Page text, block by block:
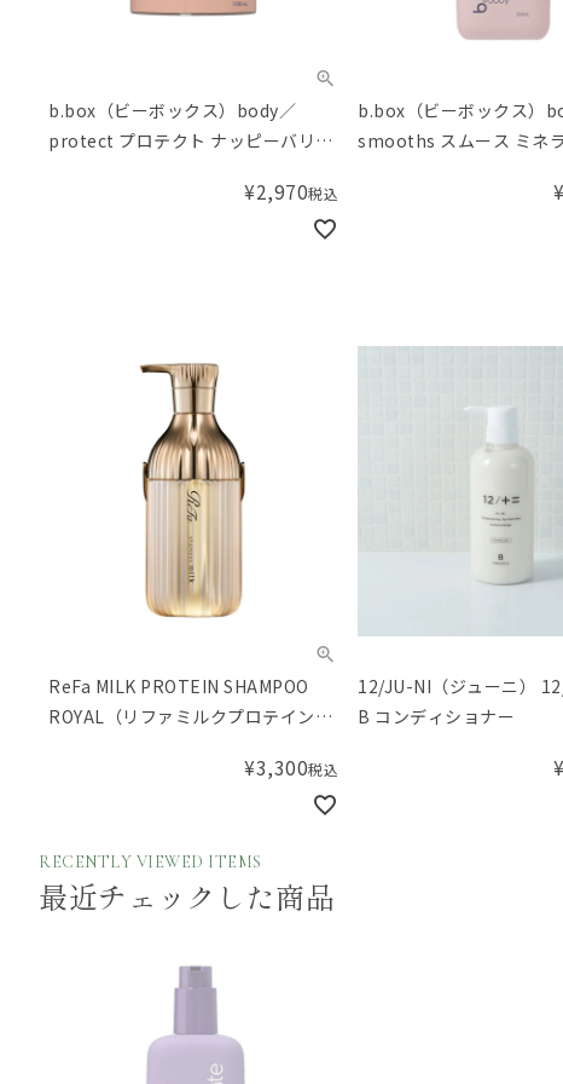
b.box（ビーボックス）body／
protect プロテクト ナッピーバリア
¥2,970税込
b.box（ビーボックス）
smooths スムース ミネ
¥
ReFa MILK PROTEIN SHAMPOO
ROYAL（リファミルクプロテインシ
¥3,300税込
12/JU-NI（ジューニ）
B コンディショナー
¥
RECENTLY VIEWED ITEMS
最近チェックした商品